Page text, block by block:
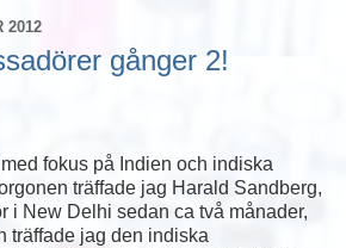
2012
gånger 2!
fokus på Indien och indiska
träffade jag Harald Sandberg,
i New Delhi sedan ca två månader,
träffade jag den indiska